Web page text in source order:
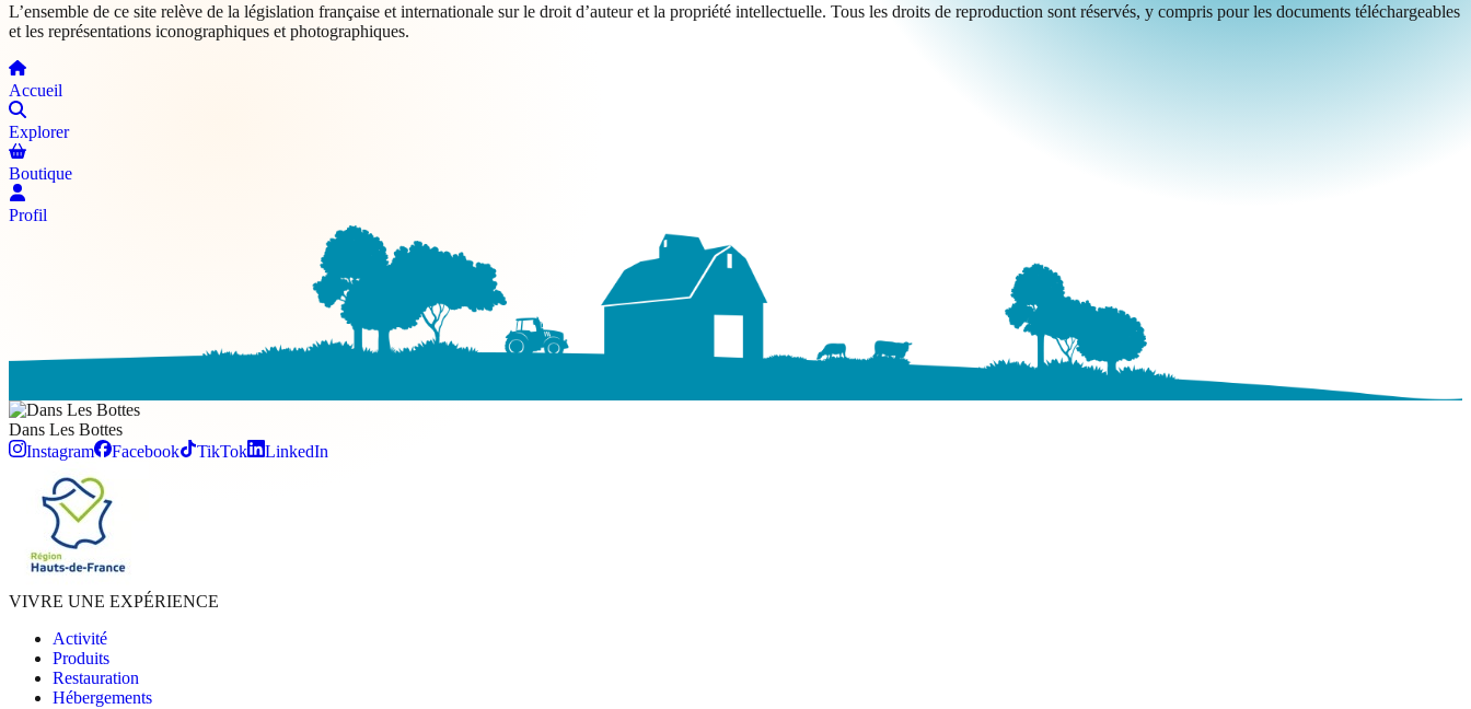
L’ensemble de ce site relève de la législation française et internationale sur le droit d’auteur et la propriété intellectuelle. Tous les droits de reproduction sont réservés, y compris pour les documents téléchargeables
et les représentations iconographiques et photographiques.
Accueil
Explorer
Boutique
Profil
Dans Les Bottes
Instagram
Facebook TikTok LinkedIn
VIVRE UNE EXPÉRIENCE
Activité
Produits
Restauration
Hébergements